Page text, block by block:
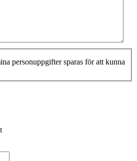
personuppgifter sparas för att kunna